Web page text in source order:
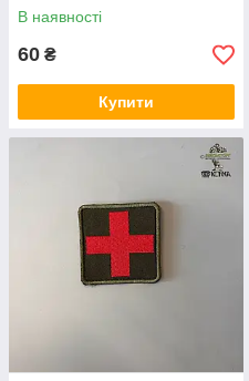
В наявності
60 ₴
Купити